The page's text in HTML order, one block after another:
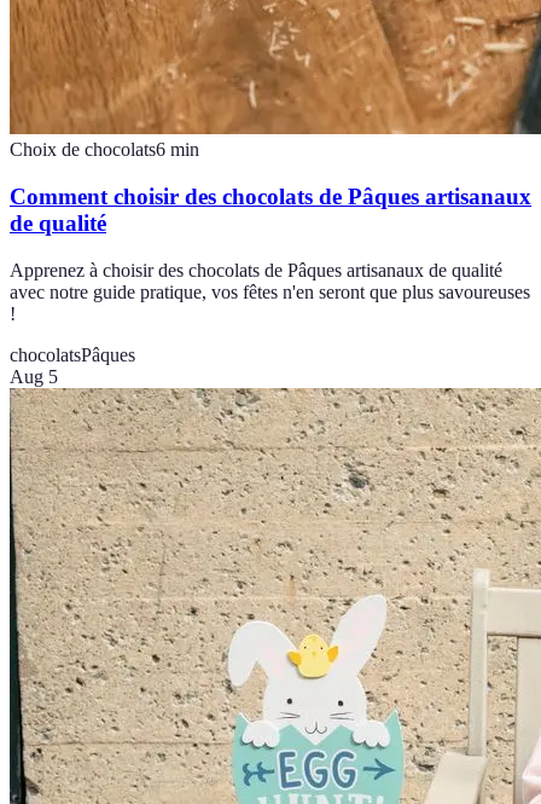
Choix de chocolats6 min
Comment choisir des chocolats de Pâques artisanaux
de qualité
Apprenez à choisir des chocolats de Pâques artisanaux de qualité
avec notre guide pratique, vos fêtes n'en seront que plus savoureuses
!
chocolatsPâques
Aug 5